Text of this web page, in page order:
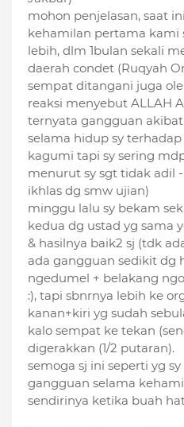
mohon penjelasan, saat
kehamilan pertama kami
lebih, dlm 1bulan sekali
daerah condet (Ruqyah
sempat ditangani juga
reaksi menyebut ALLAH
ternyata gangguan
selama hidup sy
kagumi tapi sy sering
menurut sy sgt tidak adil
ikhlas dg smw ujian)
minggu lalu sy bekam
kedua dg ustad yg sama
& hasilnya baik2 sj (tdk
ada gangguan sedikit dg
ngedumel + belakang
:), tapi sbnrnya lebih ke
kanan+kiri yg sudah
kalo sempat ke tekan
digerakkan (1/2 putaran).
semoga sj ini seperti yg
gangguan selama
sendirinya ketika buah